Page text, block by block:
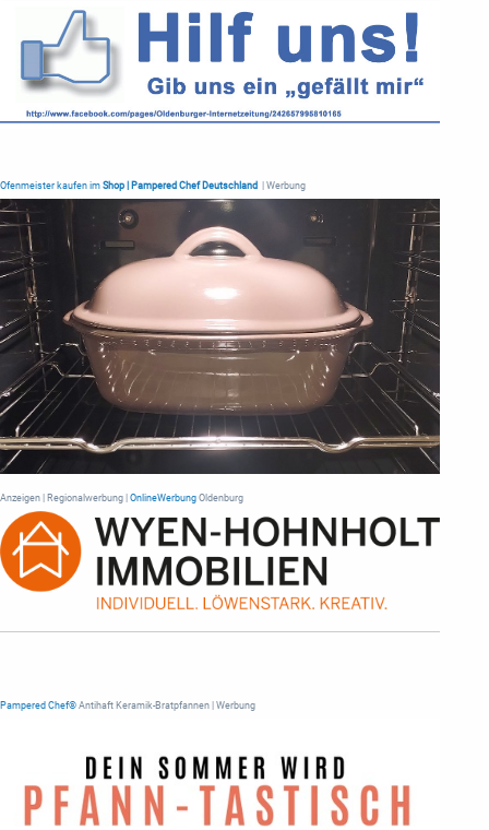
Ofenmeister kaufen im Shop | Pampered Chef Deutschland | Werbung
Anzeigen | Regionalwerbung | OnlineWerbung Oldenburg
Pampered Chef® Antihaft Keramik-Bratpfannen | Werbung